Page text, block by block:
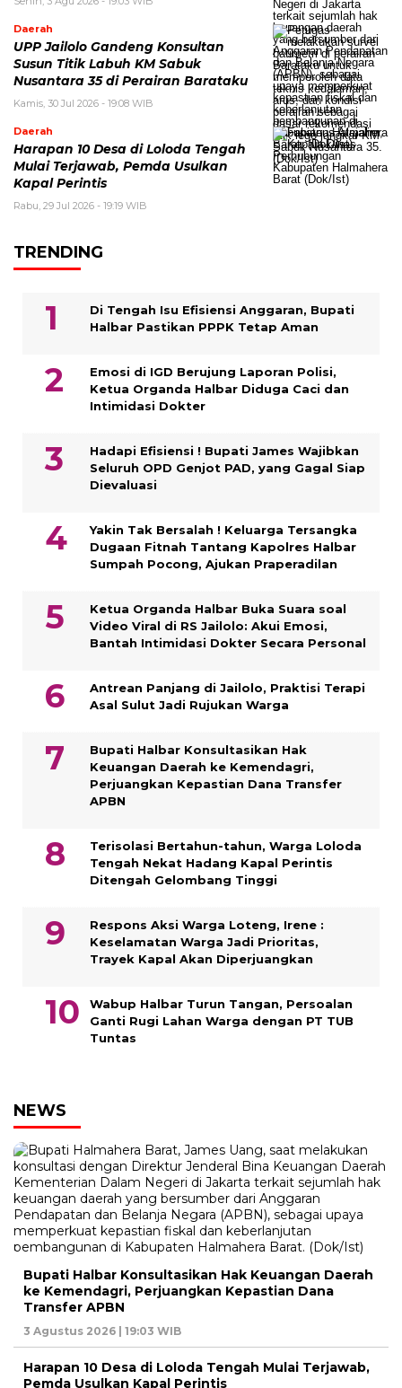
Daerah
UPP Jailolo Gandeng Konsultan
Susun Titik Labuh KM Sabuk
Nusantara 35 di Perairan Barataku
Kamis, 30 Jul 2026 - 19:08 WIB
Daerah
Harapan 10 Desa di Loloda Tengah
Mulai Terjawab, Pemda Usulkan
Kapal Perintis
Rabu, 29 Jul 2026 - 19:19 WIB
TRENDING
Di Tengah Isu Efisiensi Anggaran, Bupati
Halbar Pastikan PPPK Tetap Aman
Emosi di IGD Berujung Laporan Polisi,
Ketua Organda Halbar Diduga Caci dan
Intimidasi Dokter
Hadapi Efisiensi ! Bupati James Wajibkan
Seluruh OPD Genjot PAD, yang Gagal Siap
Dievaluasi
Yakin Tak Bersalah ! Keluarga Tersangka
Dugaan Fitnah Tantang Kapolres Halbar
Sumpah Pocong, Ajukan Praperadilan
Ketua Organda Halbar Buka Suara soal
Video Viral di RS Jailolo: Akui Emosi,
Bantah Intimidasi Dokter Secara Personal
Antrean Panjang di Jailolo, Praktisi Terapi
Asal Sulut Jadi Rujukan Warga
Bupati Halbar Konsultasikan Hak
Keuangan Daerah ke Kemendagri,
Perjuangkan Kepastian Dana Transfer
APBN
Terisolasi Bertahun-tahun, Warga Loloda
Tengah Nekat Hadang Kapal Perintis
Ditengah Gelombang Tinggi
Respons Aksi Warga Loteng, Irene :
Keselamatan Warga Jadi Prioritas,
Trayek Kapal Akan Diperjuangkan
Wabup Halbar Turun Tangan, Persoalan
Ganti Rugi Lahan Warga dengan PT TUB
Tuntas
NEWS
Bupati Halbar Konsultasikan Hak Keuangan Daerah
ke Kemendagri, Perjuangkan Kepastian Dana
Transfer APBN
3 Agustus 2026 | 19:03 WIB
Harapan 10 Desa di Loloda Tengah Mulai Terjawab,
Pemda Usulkan Kapal Perintis